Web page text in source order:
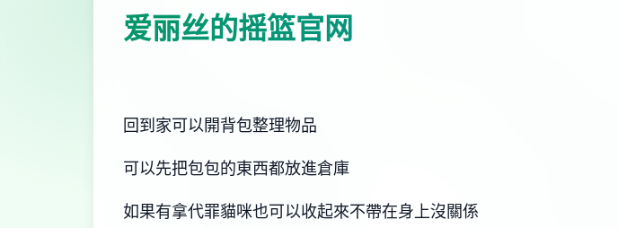
爱丽丝的摇篮官网
回到家可以開背包整理物品
可以先把包包的東西都放進倉庫
如果有拿代罪貓咪也可以收起來不帶在身上沒關係